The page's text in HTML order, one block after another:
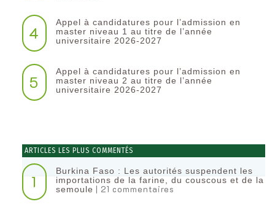
4
Appel à candidatures pour l’admission en
master niveau 1 au titre de l’année
universitaire 2026-2027
5
Appel à candidatures pour l’admission en
master niveau 2 au titre de l’année
universitaire 2026-2027
ARTICLES LES PLUS COMMENTÉS
1
Burkina Faso : Les autorités suspendent les
importations de la farine, du couscous et de la
semoule | 21 commentaires